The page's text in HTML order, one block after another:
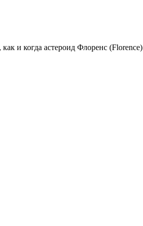
и когда астероид Флоренс (Florence)